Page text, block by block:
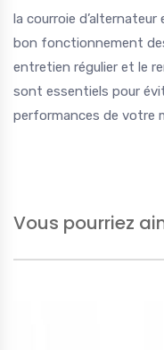
la courroie d’alternateur
bon fonctionnement
entretien régulier et le
sont essentiels pour
performances de votre
Vous pourriez